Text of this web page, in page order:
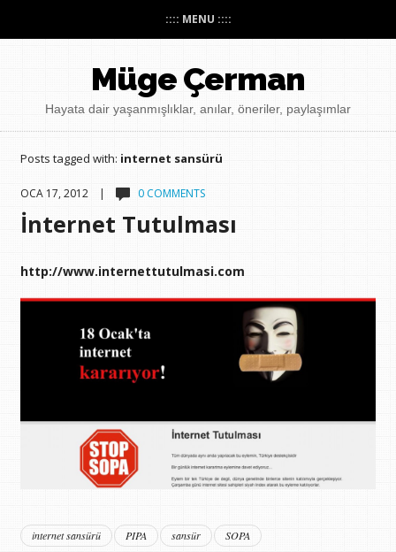
:::: MENU ::::
Müge Çerman
Hayata dair yaşanmışlıklar, anılar, öneriler, paylaşımlar
Posts tagged with: internet sansürü
OCA 17, 2012 | 0 COMMENTS
İnternet Tutulması
http://www.internettutulmasi.com
internet sansürü PIPA sansür SOPA